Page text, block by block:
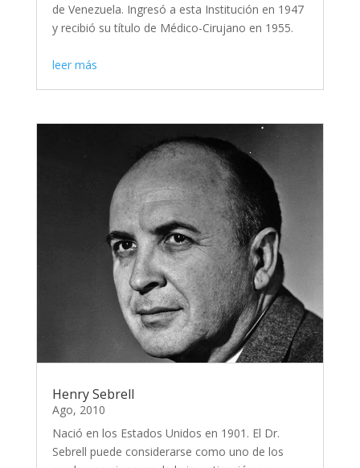
de Venezuela. Ingresó a esta Institución en 1947
y recibió su título de Médico-Cirujano en 1955.
leer más
Henry Sebrell
Ago, 2010
Nació en los Estados Unidos en 1901. El Dr.
Sebrell puede considerarse como uno de los